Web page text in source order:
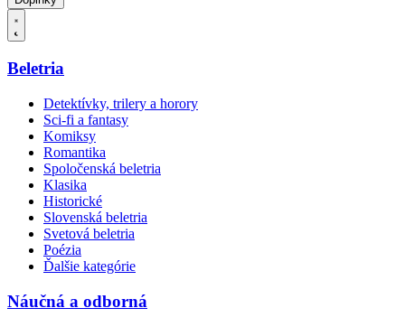
Beletria
Detektívky, trilery a horory
Sci-fi a fantasy
Komiksy
Romantika
Spoločenská beletria
Klasika
Historické
Slovenská beletria
Svetová beletria
Poézia
Ďalšie kategórie
Náučná a odborná